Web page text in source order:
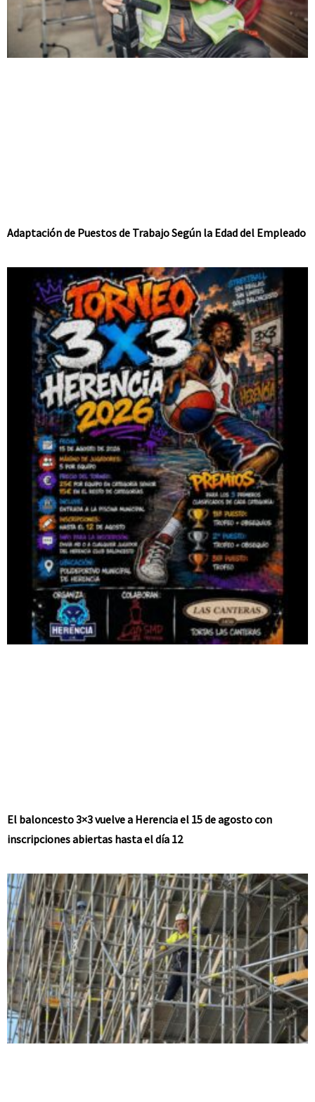
Adaptación de Puestos de Trabajo Según la Edad del Empleado
El baloncesto 3×3 vuelve a Herencia el 15 de agosto con
inscripciones abiertas hasta el día 12